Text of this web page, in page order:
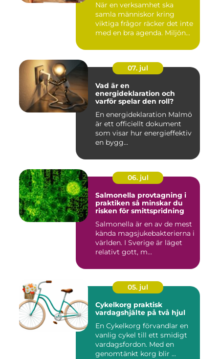
När en verksamhet ska
samla människor kring
viktiga frågor räcker det inte
med en bra agenda. Miljön...
07. jul
Vad är en
energideklaration och
varför spelar den roll?
En energideklaration Malmö
är ett officiellt dokument
som visar hur energieffektiv
en bygg...
06. jul
Salmonella provtagning i
praktiken så minskar du
risken för smittspridning
Salmonella är en av de mest
kända magsjukebakterierna i
världen. I Sverige är läget
relativt gott, m...
05. jul
Cykelkorg praktisk
vardagshjälte på två hjul
En Cykelkorg förvandlar en
vanlig cykel till ett smidigt
vardagsfordon. Med en
genomtänkt korg blir ...